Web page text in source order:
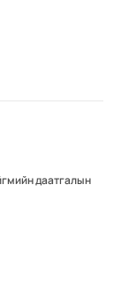
даатгалын